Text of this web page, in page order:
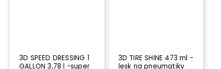
3D SPEED DRESSING 1
GALLON 3,78 l -super
3D TIRE SHINE 473 ml -
lesk na pneumatiky